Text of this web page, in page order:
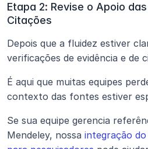
Etapa 2: Revise o Apoio
Citações
Depois que a fluidez estiver
verificações de evidência e de
É aqui que muitas equipes
contexto das fontes estiver
Se sua equipe gerencia
Mendeley, nossa integração